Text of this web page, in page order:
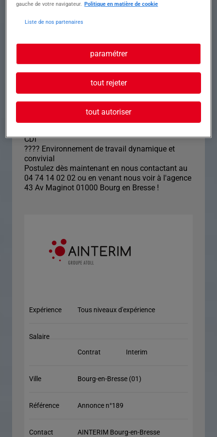
Profil recherché
✅ Permis C/CE ou carte conducteur d'engins
selon le poste
✅ Expérience en conduite d'engins TP souhaitée
de sécurité
CDI
???? Environnement de travail dynamique et
convivial
Postulez dès maintenant en nous contactant au
04 74 14 02 02 ou en venant nous voir à l'agence
43 Av Maginot 01000 Bourg en Bresse !
Expérience Tous niveaux d'expérience
Salaire
Contrat
Interim
Ville Bourg-en-Bresse (01)
Référence Annonce n°189
Contact
AINTERIM Bourg-en-Bresse
gauche de votre navigateur. Politique en matière de cookie
Liste de nos partenaires
paramétrer
tout rejeter
tout autoriser